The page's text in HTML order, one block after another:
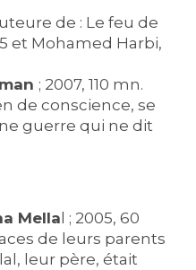
de : Le feu de
et Mohamed Harbi,
; 2007, 110 mn.
de conscience, se
guerre qui ne dit
Mella l ; 2005, 60
de leurs parents
leur père, était